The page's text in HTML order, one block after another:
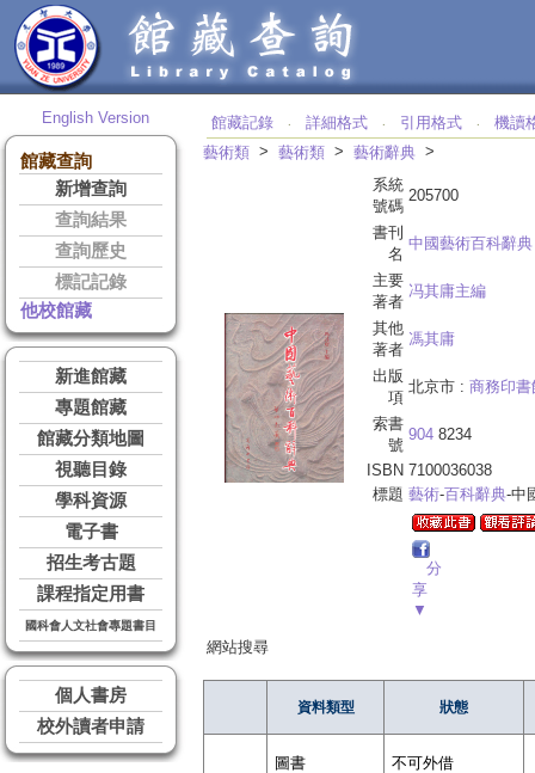
English Version
館藏查詢
新增查詢
查詢結果
查詢歷史
標記記錄
他校館藏
新進館藏
專題館藏
館藏分類地圖
視聽目錄
學科資源
電子書
招生考古題
課程指定用書
國科會人文社會專題書目
個人書房
校外讀者申請
館藏記錄 ‧ 詳細格式 ‧ 引用格式 ‧
機讀
藝術類 > 藝術類 > 藝術辭典 >
系統
號碼
205700
書刊
名
中國藝術百科辭典
主要
著者
冯其庸主編
其他
著者
馮其庸
出版
項
北京市 : 商務印書
索書
號
904 8234
ISBN 7100036038
標題 藝術-百科辭典-中
分
享
▼
網站搜尋
資料類型 狀態
圖書 不可外借